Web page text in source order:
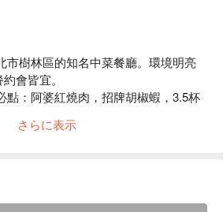
市樹林區的知名中菜餐廳。環境明亮
會皆宜。
點：阿婆紅燒肉，招牌胡椒蝦，3.5杯
餐點選擇豐富，價格親民，服務穩
さらに表示